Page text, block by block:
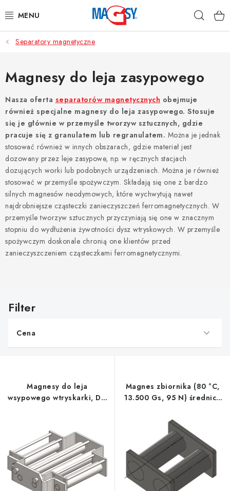
do
GŁÓWNE KATEGORIE
MAGNETYCZNE POMOCE
MAGNESY PRZEMYSŁOWE
INNE MAGNESY
MATERIAŁY NIERDZEWNE
O nas Regulamin e-sklepu
Ochrona danych osobowych
Blog
Kontakty Odstąpienie od Umowy
Separatory magnetyczne
Magnesy do leja zasypowego
Nasza oferta separatorów magnetycznych obejmuje
również specjalne magnesy do leja zasypowego. Stosuje
się je głównie w przemyśle tworzyw sztucznych, gdzie
pracuje się z granulatem lub regranulatem. Można je jednak
stosować również w innych obszarach, gdzie materiał jest
dozowany przez leje zasypowe, np. w ręcznych stacjach
dozujących worki lub podobnych urządzeniach. Można je również
stosować w przemyśle spożywczym. Składają się one z bardzo
silnych magnesów neodymowych, które wychwytują nawet
najdrobniejsze cząsteczki zanieczyszczeń ferromagnetycznych. W
przemyśle tworzyw sztucznych przyczyniają się one w znacznym
stopniu do wydłużenia żywotności dysz wtryskowych. W przemyśle
spożywczym doskonale chronią one klientów przed
zanieczyszczeniem cząsteczkami ferromagnetycznymi.
a
o
t
ó
w
Cena
Magnesy do leja
wsypowego wtryskarki, DN
Magnes zbiornika (80 °C,
13.500 Gs, 95 N) średnica